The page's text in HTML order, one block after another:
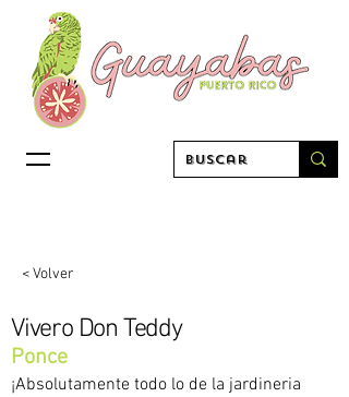
< Volver
Vivero Don Teddy
Ponce
¡Absolutamente todo lo de la jardineria